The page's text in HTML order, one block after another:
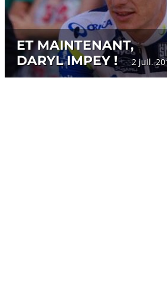
ET MAINTENANT,
DARYL IMPEY !
2 juil.